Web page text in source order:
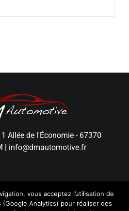
Allée de l'Économie - 67370
info@dmautomotive.fr
vous acceptez l’utilisation de
Analytics) pour réaliser des